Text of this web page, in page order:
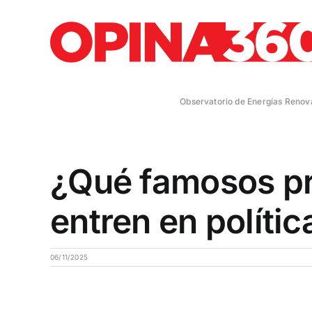
Observatorio de Energías
¿Qué famosos
entren en
06/11/2025